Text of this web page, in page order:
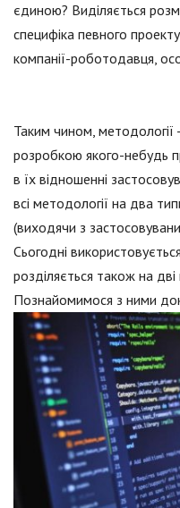
єдиною? Виділяється
специфіка певного проекту,
компанії-роботодавця,
Таким чином, методології
розробкою якого-небудь
в їх відношенні
всі методології на два
(виходячи з
Сьогодні
розділяється також на дві
Познайомимося з ними